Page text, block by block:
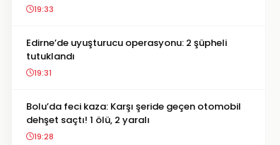
19:33
Edirne’de uyuşturucu operasyonu: 2 şüpheli
tutuklandı
19:31
Bolu’da feci kaza: Karşı şeride geçen otomobil
dehşet saçtı! 1 ölü, 2 yaralı
19:28